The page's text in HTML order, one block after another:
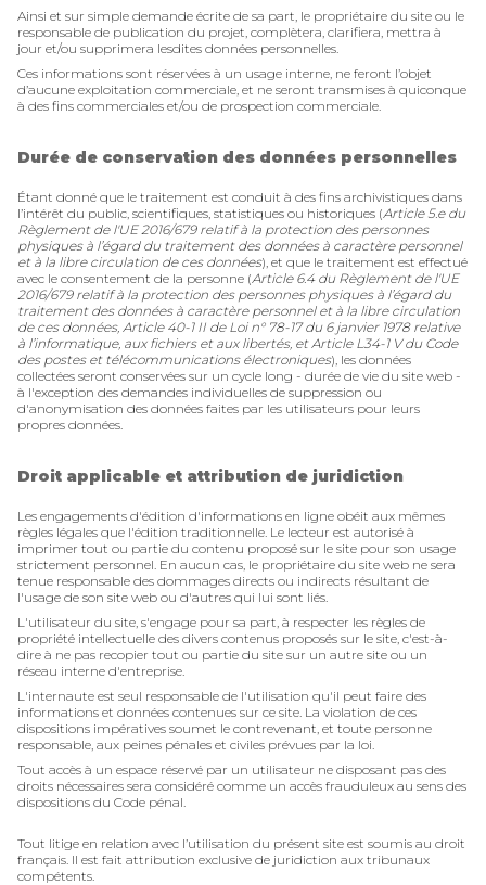
Ainsi et sur simple demande écrite de sa part, le propriétaire du site ou le
responsable de publication du projet, complètera, clarifiera, mettra à
jour et/ou supprimera lesdites données personnelles.
Ces informations sont réservées à un usage interne, ne feront l’objet
d’aucune exploitation commerciale, et ne seront transmises à quiconque
à des fins commerciales et/ou de prospection commerciale.
Durée de conservation des données personnelles
Étant donné que le traitement est conduit à des fins archivistiques dans
l’intérêt du public, scientifiques, statistiques ou historiques (Article 5.e du
Règlement de l'UE 2016/679 relatif à la protection des personnes
physiques à l’égard du traitement des données à caractère personnel
et à la libre circulation de ces données), et que le traitement est effectué
avec le consentement de la personne (Article 6.4 du Règlement de l'UE
2016/679 relatif à la protection des personnes physiques à l’égard du
traitement des données à caractère personnel et à la libre circulation
de ces données, Article 40-1 II de Loi n° 78-17 du 6 janvier 1978 relative
à l’informatique, aux fichiers et aux libertés, et Article L34-1 V du Code
des postes et télécommunications électroniques), les données
collectées seront conservées sur un cycle long - durée de vie du site web -
à l'exception des demandes individuelles de suppression ou
d'anonymisation des données faites par les utilisateurs pour leurs
propres données.
Droit applicable et attribution de juridiction
Les engagements d'édition d'informations en ligne obéit aux mêmes
règles légales que l'édition traditionnelle. Le lecteur est autorisé à
imprimer tout ou partie du contenu proposé sur le site pour son usage
strictement personnel. En aucun cas, le propriétaire du site web ne sera
tenue responsable des dommages directs ou indirects résultant de
l'usage de son site web ou d'autres qui lui sont liés.
L'utilisateur du site, s'engage pour sa part, à respecter les règles de
propriété intellectuelle des divers contenus proposés sur le site, c'est-à-
dire à ne pas recopier tout ou partie du site sur un autre site ou un
réseau interne d'entreprise.
L'internaute est seul responsable de l'utilisation qu'il peut faire des
informations et données contenues sur ce site. La violation de ces
dispositions impératives soumet le contrevenant, et toute personne
responsable, aux peines pénales et civiles prévues par la loi.
Tout accès à un espace réservé par un utilisateur ne disposant pas des
droits nécessaires sera considéré comme un accès frauduleux au sens des
dispositions du Code pénal.
Tout litige en relation avec l’utilisation du présent site est soumis au droit
français. Il est fait attribution exclusive de juridiction aux tribunaux
compétents.